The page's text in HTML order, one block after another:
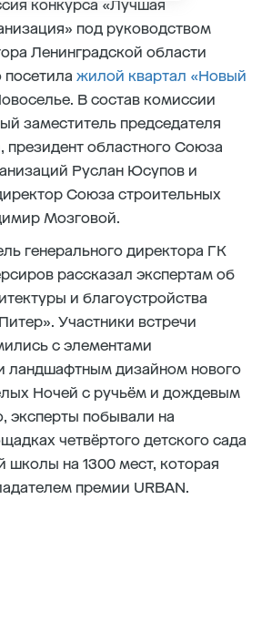
конкурса «Лучшая
под руководством
Ленинградской области
жилой квартал «Новый
В состав комиссии
заместитель председателя
областного Союза
Руслан Юсупов и
Союза строительных
Мозговой.
генерального директора ГК
рассказал экспертам об
и благоустройства
Участники встречи
с элементами
ландшафтным дизайном нового
Ночей с ручьём и дождевым
эксперты побывали на
четвёртого детского сада
школы на 1300 мест, которая
премии URBAN.